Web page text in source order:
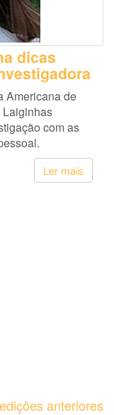
dicas
Americana de
Laiginhas
com as
Ler mais
anteriores